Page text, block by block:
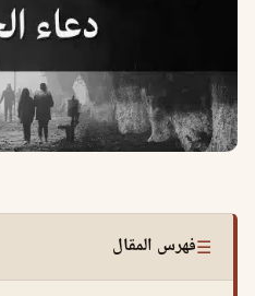
☰فهرس المقال